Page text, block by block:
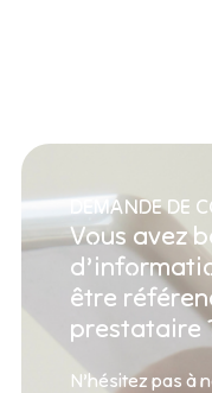
DEMANDE DE
Vous avez
être
prestataire
N’hésitez pas à